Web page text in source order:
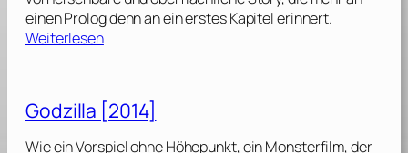
h
l
s
e
u
m
i
w
i
l
einen Prolog denn an ein erstes Kapitel erinnert.
Weiterlesen:
o
s
Godzilla [2014]
Wie ein Vorspiel ohne Höhepunkt, ein Monsterfilm, der